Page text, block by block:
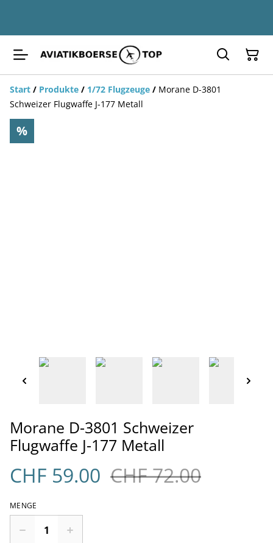
Start / Produkte / 1/72 Flugzeuge / Morane D-3801
Schweizer Flugwaffe J-177 Metall
%
Morane D-3801 Schweizer
Flugwaffe J-177 Metall
CHF 59.00 CHF 72.00
MENGE